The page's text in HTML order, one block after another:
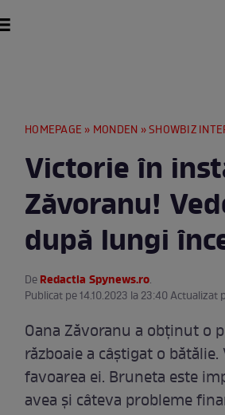
HOMEPAGE » MONDEN »SHOWBIZ
Victorie în
Zăvoranu!
după lungi
DeRedactia Spynews.ro.
Publicat pe 14.10.2023 la 23:40 Actualizat
Oana Zăvoranu a obținut o
războaie a câștigat o
favoarea ei. Bruneta este
avea și câteva probleme